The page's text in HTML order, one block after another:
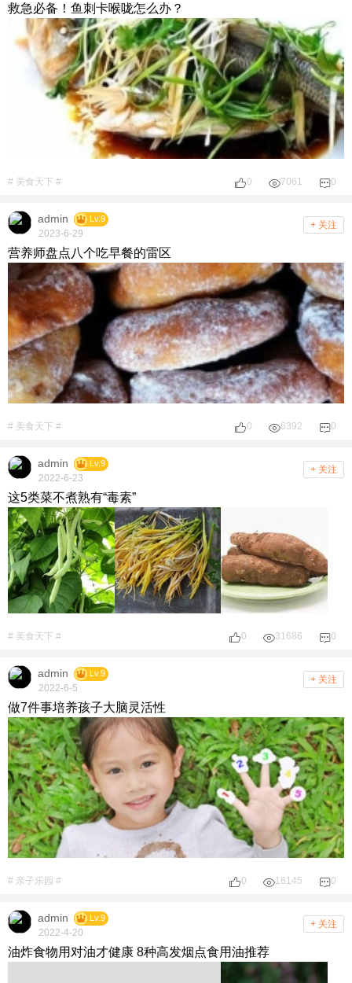
救急必备！鱼刺卡喉咙怎么办？
0
7061
0
# 美食天下 #
admin Lv.9
2023-6-29
+ 关注
营养师盘点八个吃早餐的雷区
0
6392
0
# 美食天下 #
admin Lv.9
2022-6-23
+ 关注
这5类菜不煮熟有“毒素”
0
31686
0
# 美食天下 #
admin Lv.9
2022-6-5
+ 关注
做7件事培养孩子大脑灵活性
0
16145
0
# 亲子乐园 #
admin Lv.9
2022-4-20
+ 关注
油炸食物用对油才健康 8种高发烟点食用油推荐